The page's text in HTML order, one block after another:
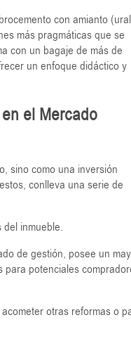
con amianto
más pragmáticas que se
con un bagaje de más de
un enfoque didáctico y
el Mercado
sino como una inversión
conlleva una serie de
inmueble.
de gestión, posee un
para potenciales
otras reformas o